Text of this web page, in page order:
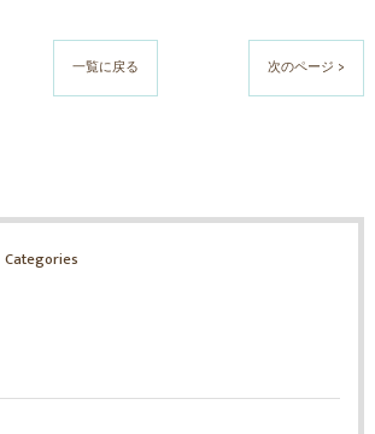
一覧に戻る 次のページ >
Categories